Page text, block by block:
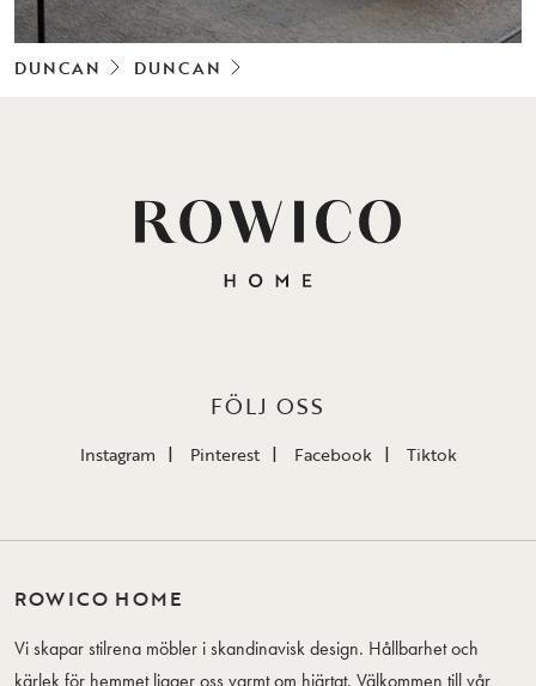
DUNCAN DUNCAN
FÖLJ OSS
Instagram Pinterest Facebook Tiktok
ROWICO HOME
Vi skapar stilrena möbler i skandinavisk design. Hållbarhet och
kärlek för hemmet ligger oss varmt om hjärtat. Välkommen till vår